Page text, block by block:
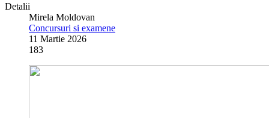
Detalii
Mirela Moldovan
Concursuri si examene
11 Martie 2026
183